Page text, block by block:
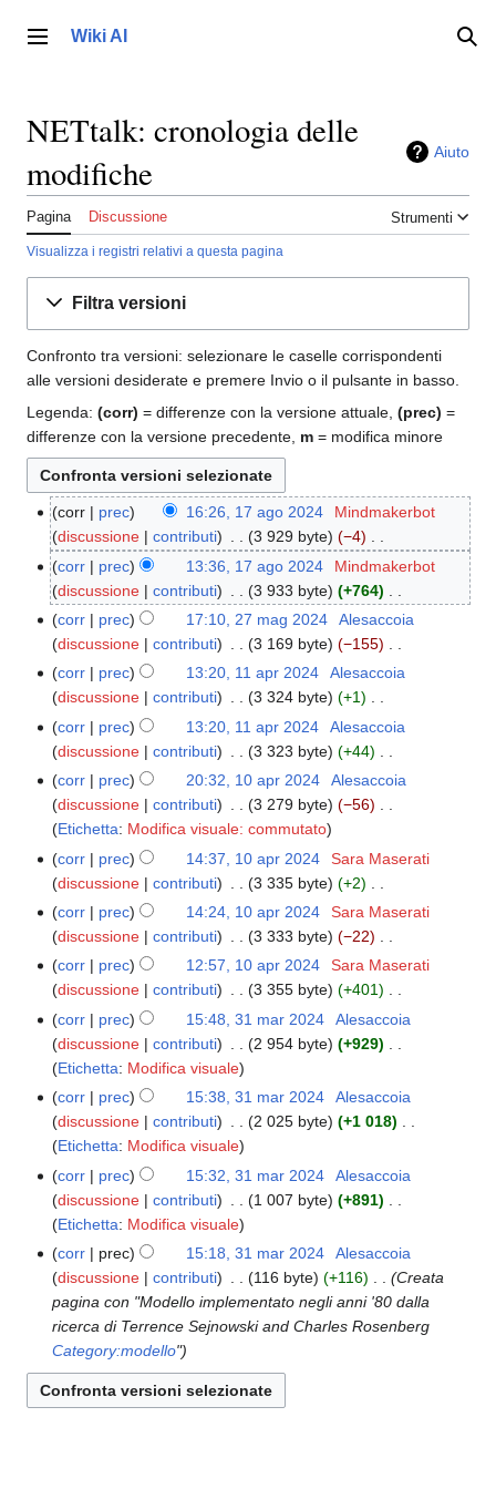
contenutoMenu principale
Wiki AI
NETtalk: cronologia delle
modifiche
Aiuto
Pagina Discussione Strumenti
Visualizza i registri relativi a questa pagina
Filtra versioni
Confronto tra versioni: selezionare le caselle corrispondenti
alle versioni desiderate e premere Invio o il pulsante in basso.
Legenda: (corr) = differenze con la versione attuale, (prec) =
differenze con la versione precedente, m = modifica minore
17
ago
2024
corr prec 16:26, 17 ago 2024
Mindmakerbot
discussione
contributi 3 929 byte −4
N
e
s
s
u
n
o
g
g
e
t
t
o
d
l
l
a
m
o
d
i
f
i
c
a
corr prec 13:36, 17 ago 2024
Mindmakerbot
discussione
contributi 3 933 byte +764
N
e
s
u
n
o
g
g
e
t
t
o
d
a
m
o
d
i
f
i
c
a
27
mag
2024
corr prec 17:10, 27 mag 2024
Alesaccoia
discussione
contributi 3 169 byte −155
N
e
s
u
n
o
g
g
e
t
t
o
d
l
l
a
m
o
d
i
f
i
c
a
11
2024
corr prec 13:20, 11 apr 2024
Alesaccoia
discussione
contributi 3 324 byte +1
N
e
s
u
n
o
g
g
e
t
t
o
d
e
l
a
m
o
d
i
f
i
c
a
corr prec 13:20, 11 apr 2024
Alesaccoia
discussione
contributi 3 323 byte +44
N
e
s
u
n
o
g
g
e
t
t
o
d
e
l
a
m
o
d
i
f
i
c
10
2024
corr prec 20:32, 10 apr 2024
Alesaccoia
discussione
contributi 3 279 byte −56
N
e
s
u
n
o
g
g
e
t
t
o
d
e
l
l
m
o
d
i
c
Etichetta: Modifica visuale: commutato
corr
prec 14:37, 10 apr 2024
Sara Maserati
discussione
contributi 3 335 byte +2
N
e
s
u
n
o
g
g
e
t
t
o
d
e
l
l
a
m
o
d
corr prec 14:24, 10 apr 2024
Sara Maserati
discussione
contributi 3 333 byte −22
N
e
s
u
n
o
g
g
e
t
t
o
d
e
l
l
a
m
corr prec 12:57, 10 apr 2024
Sara Maserati
discussione
contributi 3 355 byte +401
N
e
s
u
n
o
g
g
e
t
t
o
d
e
l
l
31
mar
2024
corr prec 15:48, 31 mar 2024
Alesaccoia
discussione
contributi 2 954 byte +929
N
e
s
s
n
o
g
g
e
t
t
o
e
Etichetta: Modifica visuale
corr
prec 15:38, 31 mar 2024
Alesaccoia
discussione
contributi 2 025 byte +1 018
N
e
s
s
n
o
g
t
t
Etichetta: Modifica visuale
corr
prec 15:32, 31 mar 2024
Alesaccoia
discussione
contributi 1 007 byte +891
N
e
s
s
u
n
o
g
Etichetta: Modifica visuale
corr
prec 15:18, 31 mar 2024
Alesaccoia
discussione
contributi 116 byte +116
Creata
pagina con "Modello implementato negli anni '80 dalla
ricerca di Terrence Sejnowski and Charles Rosenberg
Category:modello"